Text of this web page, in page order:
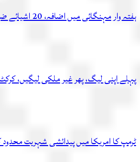
ہفتہ وار مہنگائی میں اضافہ، 20 اشیائے ضروریہ کی قیمتیں بڑھ گئیں
پہلے اپنی لیگ، پھر غیر ملکی لیگیں،
ٹرمپ کا امریکا میں پیدائشی شہریت محدود